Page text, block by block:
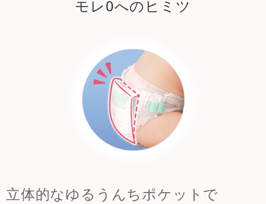
モレ0へのヒミツ
立体的なゆるうんちポケットで